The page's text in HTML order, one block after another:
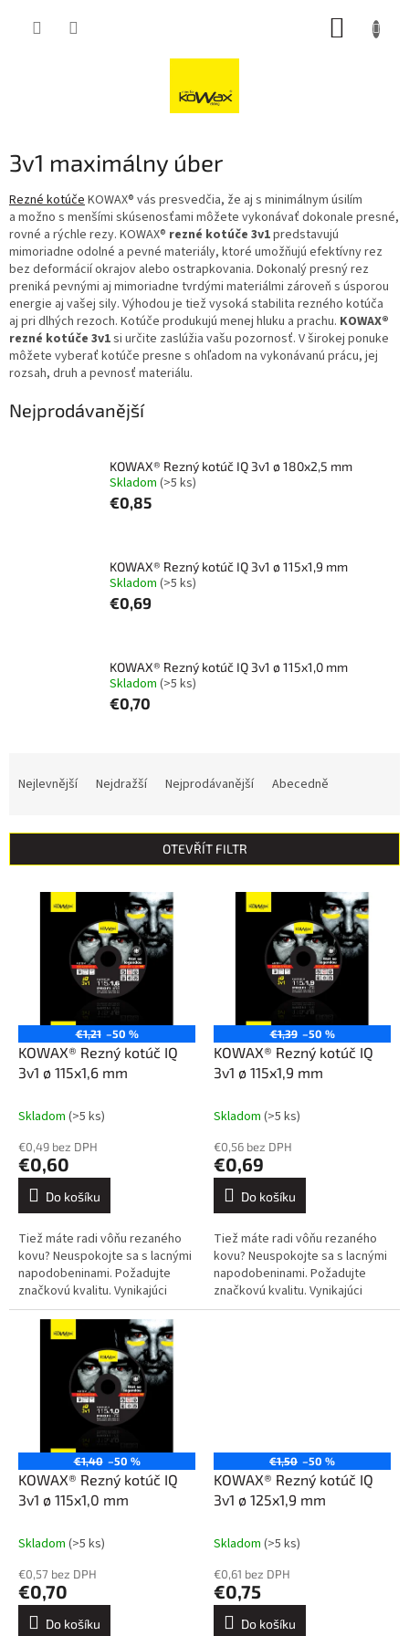
3v1 maximálny úber
Rezné kotúče KOWAX® vás presvedčia, že aj s minimálnym úsilím
a možno s menšími skúsenosťami môžete vykonávať dokonale presné,
rovné a rýchle rezy. KOWAX® rezné kotúče 3v1predstavujú
mimoriadne odolné a pevné materiály, ktoré umožňujú efektívny rez
bez deformácií okrajov alebo ostrapkovania. Dokonalý presný rez
preniká pevnými aj mimoriadne tvrdými materiálmi zároveň s úsporou
energie aj vašej sily. Výhodou je tiež vysoká stabilita rezného kotúča
aj pri dlhých rezoch. Kotúče produkujú menej hluku a prachu. KOWAX®
rezné kotúče 3v1si určite zaslúžia vašu pozornosť. V širokej ponuke
môžete vyberať kotúče presne s ohľadom na vykonávanú prácu, jej
rozsah, druh a pevnosť materiálu.
Nejprodávanější
KOWAX® Rezný kotúč IQ 3v1 ø 180x2,5 mm
Skladom (>5 ks)
€0,85
KOWAX® Rezný kotúč IQ 3v1 ø 115x1,9 mm
Skladom (>5 ks)
€0,69
KOWAX® Rezný kotúč IQ 3v1 ø 115x1,0 mm
Skladom (>5 ks)
€0,70
í
Nejlevnější Nejdražší Nejprodávanější Abecedně
OTEVŘÍT FILTR
€1,21 –50 %
KOWAX® Rezný kotúč IQ
3v1 ø 115x1,6 mm
Skladom (>5 ks)
€0,49 bez DPH
€0,60
Do košíku
Tiež máte radi vôňu rezaného
kovu? Neuspokojte sa s lacnými
napodobeninami. Požadujte
značkovú kvalitu. Vynikajúci
výkon a trvanlivosť. Rýchle a
efektívne rezanie je KOWAX®
€1,39 –50 %
KOWAX® Rezný kotúč IQ
3v1 ø 115x1,9 mm
Skladom (>5 ks)
€0,56 bez DPH
€0,69
Do košíku
Tiež máte radi vôňu rezaného
kovu? Neuspokojte sa s lacnými
napodobeninami. Požadujte
značkovú kvalitu. Vynikajúci
výkon a trvanlivosť. Rýchle a
€1,40 –50 %
KOWAX® Rezný kotúč IQ
3v1 ø 115x1,0 mm
Skladom (>5 ks)
€0,57 bez DPH
€0,70
Do košíku
€1,50 –50 %
KOWAX® Rezný kotúč IQ
3v1 ø 125x1,9 mm
Skladom (>5 ks)
€0,61 bez DPH
€0,75
Do košíku